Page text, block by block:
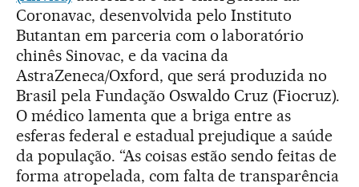
Coronavac, desenvolvida pelo Instituto
Butantan em parceria com o laboratório
chinês Sinovac, e da vacina da
AstraZeneca/Oxford, que será produzida no
Brasil pela Fundação Oswaldo Cruz (Fiocruz).
O médico lamenta que a briga entre as
esferas federal e estadual prejudique a saúde
da população. “As coisas estão sendo feitas de
forma atropelada, com falta de transparência